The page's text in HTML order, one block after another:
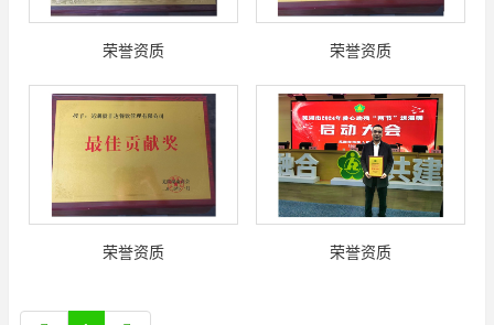
荣誉资质 荣誉资质
荣誉资质 荣誉资质